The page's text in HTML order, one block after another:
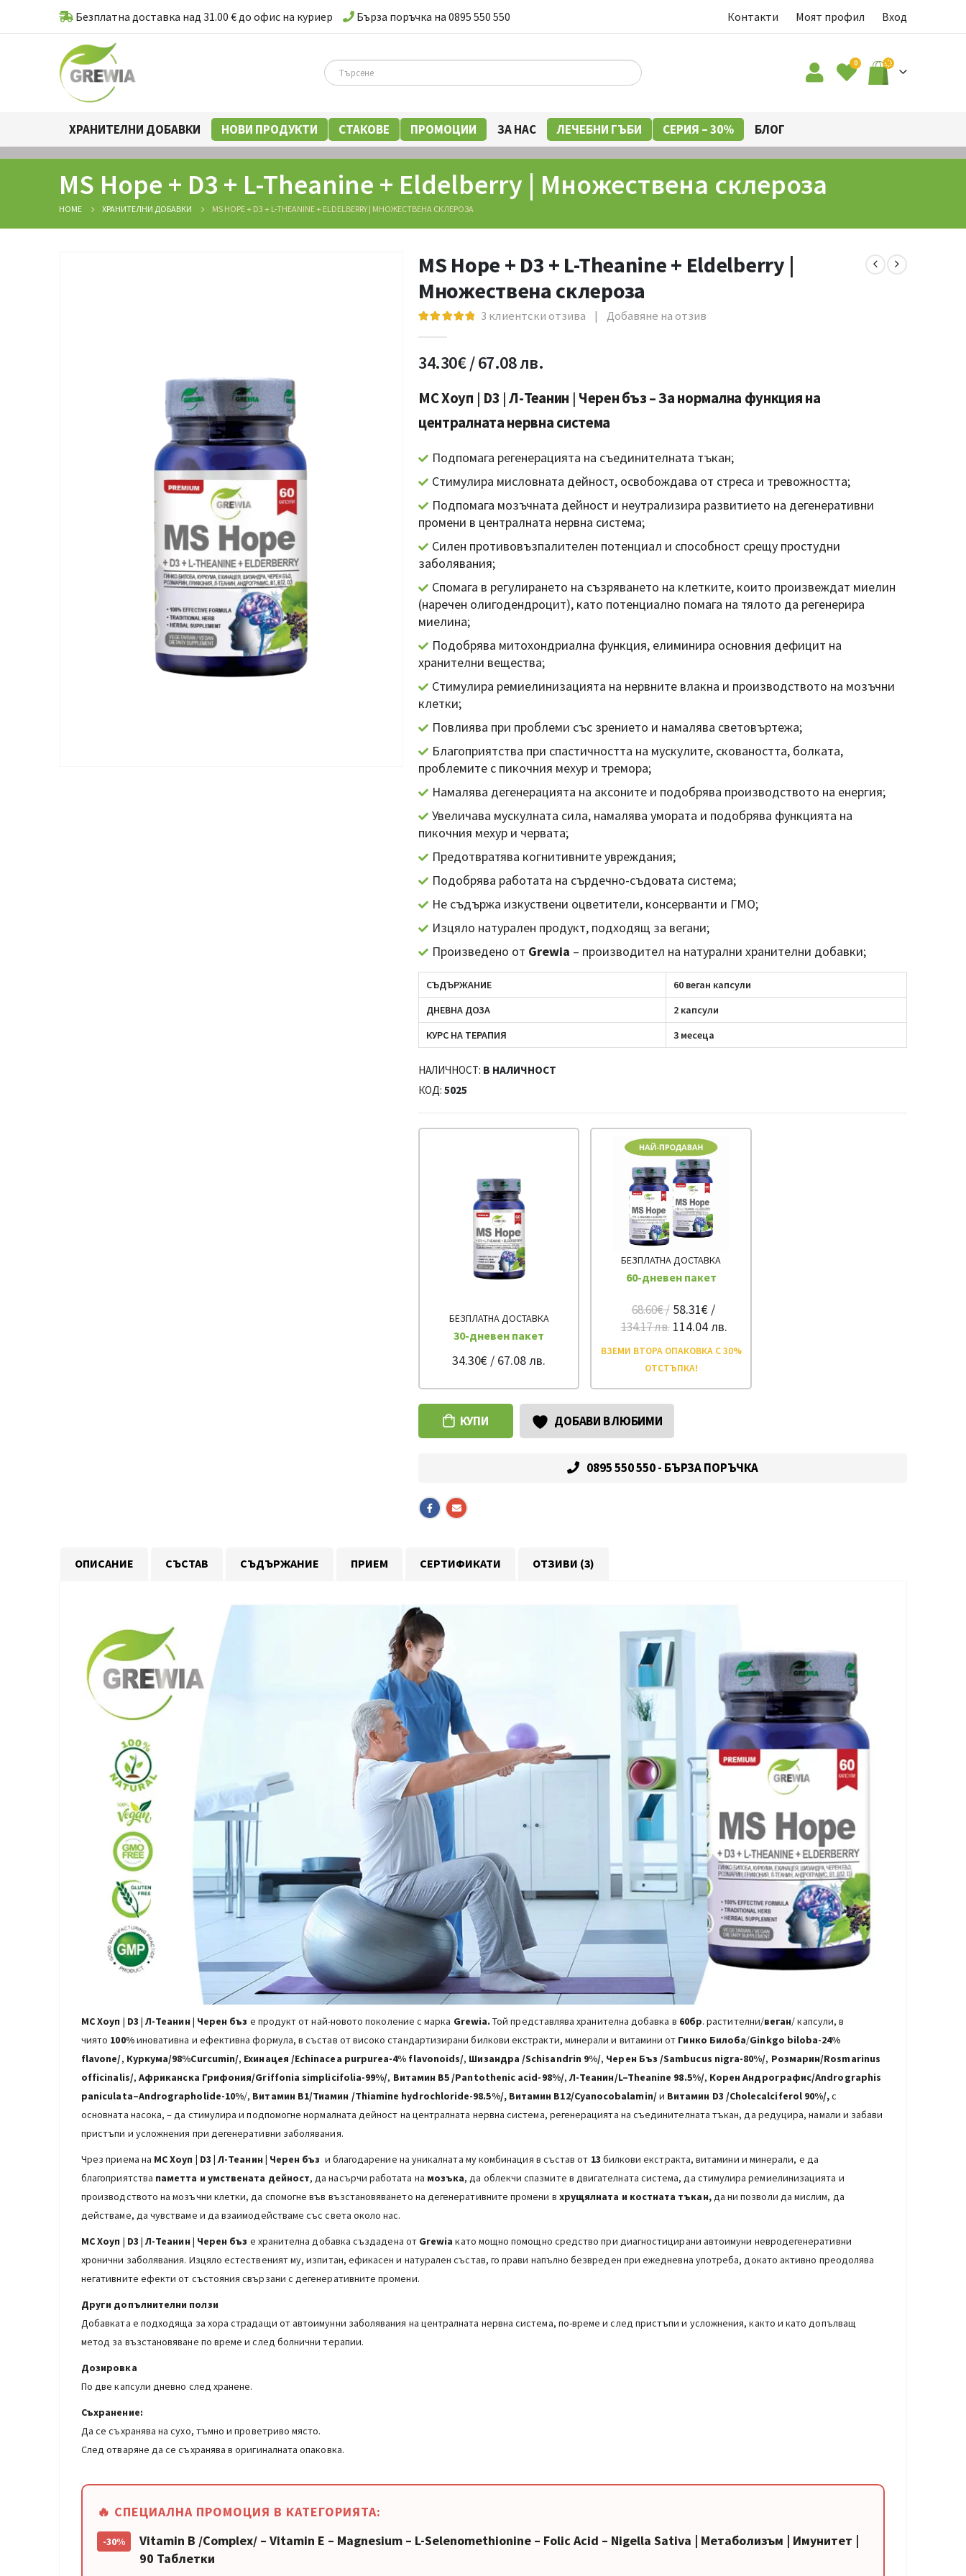
Безплатна доставка над 31.00 € до офис на куриер Бърза поръчка на 0895 550 550 Контакти Моят профил Вход
0
ХРАНИТЕЛНИ ДОБАВКИ НОВИ ПРОДУКТИ СТАКОВЕ ПРОМОЦИИ ЗА НАС ЛЕЧЕБНИ ГЪБИ СЕРИЯ – 30% БЛОГ
MS Hope + D3 + L-Theanine + Eldelberry | Множествена склероза
HOME ХРАНИТЕЛНИ ДОБАВКИ MS HOPE + D3 + L-THEANINE + ELDELBERRY | МНОЖЕСТВЕНА СКЛЕРОЗА
MS Hope + D3 + L-Theanine + Eldelberry |
Множествена склероза
3 клиентски отзива | Добавяне на отзив
34.30€/ 67.08 лв.
МС Хоуп | D3 |Л-Теанин | Черен бъз – За нормална функция на
централната нервна система
Подпомага регенерацията на съединителната тъкан;
Стимулира мисловната дейност, освобождава от стреса и тревожността;
Подпомага мозъчната дейност и неутрализира развитието на дегенеративни
промени в централната нервна система;
Силен противовъзпалителен потенциал и способност срещу простудни
заболявания;
Спомага в регулирането на съзряването на клетките, които произвеждат миелин
(наречен олигодендроцит), като потенциално помага на тялото да регенерира
миелина;
Подобрява митохондриална функция, елиминира основния дефицит на
хранителни вещества;
Стимулира ремиелинизацията на нервните влакна и производството на мозъчни
клетки;
Повлиява при проблеми със зрението и намалява световъртежа;
Благоприятства при спастичността на мускулите, сковаността, болката,
проблемите с пикочния мехур и тремора;
Намалява дегенерацията на аксоните и подобрява производството на енергия;
Увеличава мускулната сила, намалява умората и подобрява функцията на
пикочния мехур и червата;
Предотвратява когнитивните увреждания;
Подобрява работата на сърдечно-съдовата система;
Не съдържа изкуствени оцветители, консерванти и ГМО;
Изцяло натурален продукт, подходящ за вегани;
Произведено от Grewia – производител на натурални хранителни добавки;
СЪДЪРЖАНИЕ
60 веган капсули
ДНЕВНА ДОЗА
2 капсули
КУРС НА ТЕРАПИЯ
3 месеца
НАЛИЧНОСТ: В НАЛИЧНОСТ
КОД: 5025
БЕЗПЛАТНА ДОСТАВКА
30-дневен пакет
34.30€ / 67.08 лв.
БЕЗПЛАТНА ДОСТАВКА
60-дневен пакет
68.60€ /
134.17 лв.
58.31€ /
114.04 лв.
ВЗЕМИ ВТОРА ОПАКОВКА С 30%
ОТСТЪПКА!
КУПИ ДОБАВИ В ЛЮБИМИ
0895 550 550 - БЪРЗА ПОРЪЧКА
ОПИСАНИЕ СЪСТАВ СЪДЪРЖАНИЕ ПРИЕМ СЕРТИФИКАТИ ОТЗИВИ (3)
МС Хоуп | D3 | Л-Теанин | Черен бъз е продукт от най-новото поколение с марка Grewia. Той представлява хранителна добавка в 60бр. растителни/веган/ капсули, в
чиято 100%иновативна и ефективна формула, в състав от високо стандартизирани билкови екстракти, минерали и витамини от Гинко Билоба/Ginkgo biloba-24%
flavone/, Куркума/98%Curcumin/, Ехинацея /Echinacea purpurea-4% flavonoids/, Шизандра /Schisandrin 9%/, Черен Бъз /Sambucus nigra-80%/, Розмарин/Rosmarinus
officinalis/, Африканска Грифония/Griffonia simplicifolia-99%/, Витамин B5 /Pantothenic acid-98%/, Л-Теанин/L–Theanine 98.5%/, Корен Андрографис/Andrographis
paniculata–Andrographolide-10%/, Витамин В1/Тиамин /Тhiamine hydrochloride-98.5%/, Витамин В12/Cyanocobalamin/и Витамин D3 /Cholecalciferol 90%/,с
основната насока, – да стимулира и подпомогне нормалната дейност на централната нервна система, регенерацията на съединителната тъкан, да редуцира, намали и забави
пристъпи и усложнения при дегенеративни заболявания.
Чрез приема на МС Хоуп | D3 | Л-Теанин | Черен бъз и благодарение на уникалната му комбинация в състав от 13 билкови екстракта, витамини и минерали, е да
благоприятства паметта и умствената дейност, да насърчи работата на мозъка, да облекчи спазмите в двигателната система, да стимулира ремиелинизацията и
производството на мозъчни клетки, да спомогне във възстановяването на дегенеративните промени в хрущялната и костната тъкан,да ни позволи да мислим, да
действаме, да чувстваме и да взаимодействаме със света около нас.
МС Хоуп | D3 | Л-Теанин | Черен бъз е хранителна добавка създадена от Grewia като мощно помощно средство при диагностицирани автоимуни невродегенеративни
хронични заболявания. Изцяло естественият му, изпитан, ефикасен и натурален състав, го прави напълно безвреден при ежедневна употреба, докато активно преодолява
негативните ефекти от състояния свързани с дегенеративните промени.
Други допълнителни ползи
Добавката е подходяща за хора страдащи от автоимунни заболявания на централната нервна система, по-време и след пристъпи и усложнения, както и като допълващ
метод за възстановяване по време и след болнични терапии.
Дозировка
По две капсули дневно след хранене.
Съхранение:
Да се съхранява на сухо, тъмно и проветриво място.
След отваряне да се съхранява в оригиналната опаковка.
🔥 СПЕЦИАЛНА ПРОМОЦИЯ В КАТЕГОРИЯТА:
-30%
Vitamin B /Complex/ – Vitamin E – Magnesium – L-Selenomethionine – Folic Acid – Nigella Sativa | Метаболизъм | Имунитет |
90 Таблетки